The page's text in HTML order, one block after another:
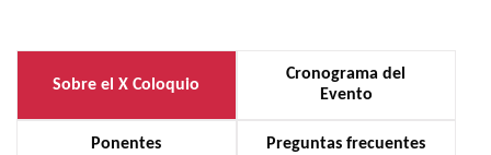
Sobre el X Coloquio
Cronograma del
Evento
Ponentes Preguntas frecuentes